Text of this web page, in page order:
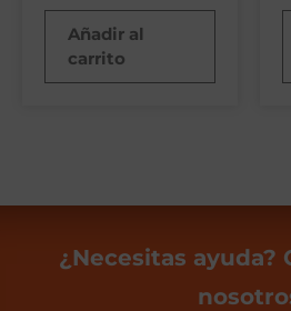
Añadir al
carrito
¿Necesitas ayuda?